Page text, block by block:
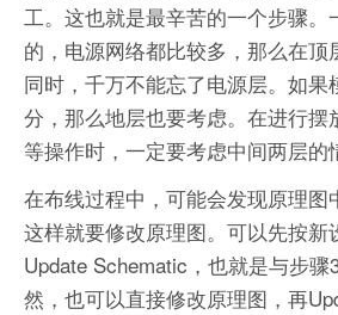
工。这也就是最辛苦的一个步骤。
的，电源网络都比较多，那么在顶
同时，千万不能忘了电源层。如果
分，那么地层也要考虑。在进行摆
等操作时，一定要考虑中间两层的
在布线过程中，可能会发现原理图
这样就要修改原理图。可以先按新
Update Schematic，也就是与步
然，也可以直接修改原理图，再